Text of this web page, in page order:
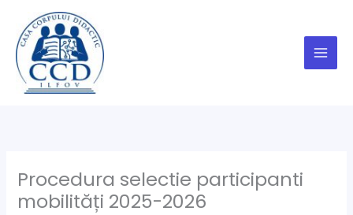
content
Procedura selectie participanti
mobilități 2025-2026